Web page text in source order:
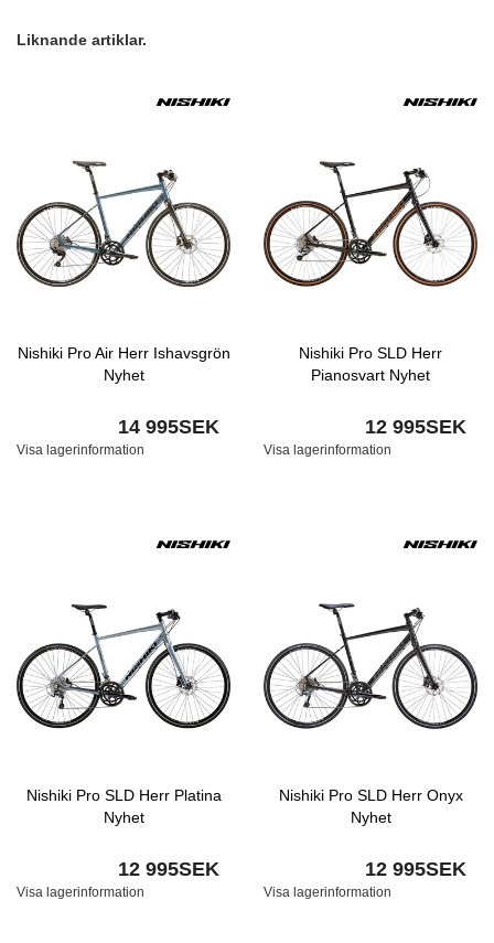
Liknande artiklar.
Nishiki Pro Air Herr Ishavsgrön
Nyhet
14 995SEK
Visa lagerinformation
Nishiki Pro SLD Herr
Pianosvart Nyhet
12 995SEK
Visa lagerinformation
Nishiki Pro SLD Herr Platina
Nyhet
12 995SEK
Visa lagerinformation
Nishiki Pro SLD Herr Onyx
Nyhet
12 995SEK
Visa lagerinformation